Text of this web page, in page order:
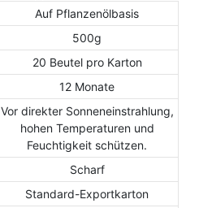
Auf Pflanzenölbasis
500g
20 Beutel pro Karton
12 Monate
Vor direkter Sonneneinstrahlung,
hohen Temperaturen und
Feuchtigkeit schützen.
Scharf
Standard-Exportkarton